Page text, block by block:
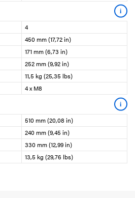
i
4
450 mm (17,72 in)
171 mm (6,73 in)
252 mm (9,92 in)
11,5 kg (25,35 lbs)
4 x M8
i
510 mm (20,08 in)
240 mm (9,45 in)
330 mm (12,99 in)
13,5 kg (29,76 lbs)